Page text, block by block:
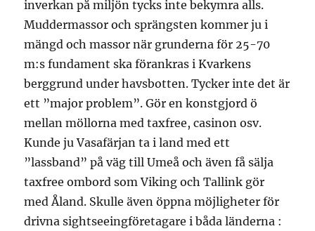
inverkan på miljön tycks inte bekymra alls.
Muddermassor och sprängsten kommer ju i
mängd och massor när grunderna för 25-70
m:s fundament ska förankras i Kvarkens
berggrund under havsbotten. Tycker inte det är
ett ”major problem”. Gör en konstgjord ö
mellan möllorna med taxfree, casinon osv.
Kunde ju Vasafärjan ta i land med ett
”lassband” på väg till Umeå och även få sälja
taxfree ombord som Viking och Tallink gör
med Åland. Skulle även öppna möjligheter för
drivna sightseeingföretagare i båda länderna :